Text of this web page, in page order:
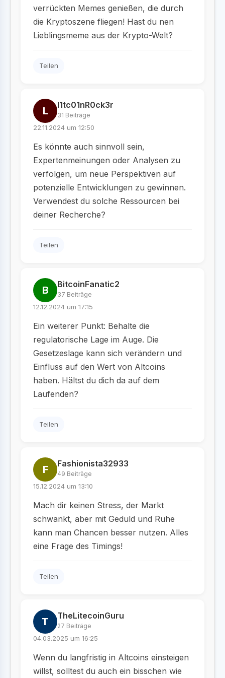
verrückten Memes genießen, die durch
die Kryptoszene fliegen! Hast du nen
Lieblingsmeme aus der Krypto-Welt?
Teilen
L l1tc01nR0ck3r
31 Beiträge
22.11.2024 um 12:50
Es könnte auch sinnvoll sein,
Expertenmeinungen oder Analysen zu
verfolgen, um neue Perspektiven auf
potenzielle Entwicklungen zu gewinnen.
Verwendest du solche Ressourcen bei
deiner Recherche?
Teilen
B BitcoinFanatic2
37 Beiträge
12.12.2024 um 17:15
Ein weiterer Punkt: Behalte die
regulatorische Lage im Auge. Die
Gesetzeslage kann sich verändern und
Einfluss auf den Wert von Altcoins
haben. Hältst du dich da auf dem
Laufenden?
Teilen
F Fashionista32933
49 Beiträge
15.12.2024 um 13:10
Mach dir keinen Stress, der Markt
schwankt, aber mit Geduld und Ruhe
kann man Chancen besser nutzen. Alles
eine Frage des Timings!
Teilen
T TheLitecoinGuru
27 Beiträge
04.03.2025 um 16:25
Wenn du langfristig in Altcoins einsteigen
willst, solltest du auch ein bisschen wie